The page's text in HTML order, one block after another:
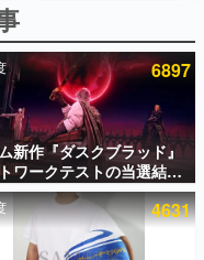
グ
6897
新作『ダスクブラッド』
ワークテストの当選結果
7日22時に発表。応募サイ
イページから確認可能、
実施は8月21日～24日
4631